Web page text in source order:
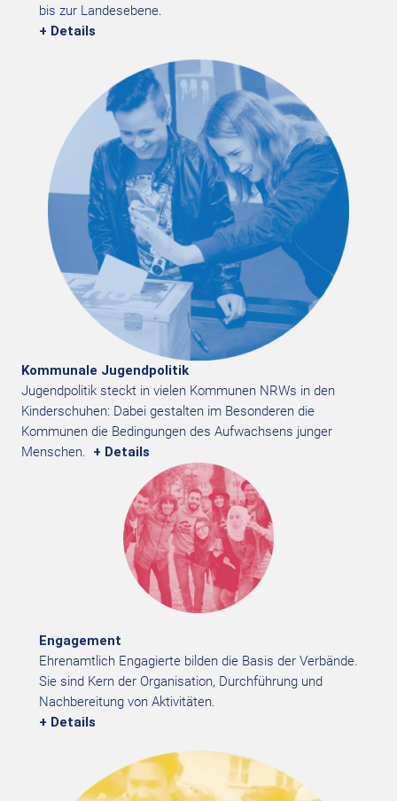
bis zur Landesebene.
+ Details
Kommunale Jugendpolitik
Jugendpolitik steckt in vielen Kommunen NRWs in den
Kinderschuhen: Dabei gestalten im Besonderen die
Kommunen die Bedingungen des Aufwachsens junger
Menschen. + Details
Engagement
Ehrenamtlich Engagierte bilden die Basis der Verbände.
Sie sind Kern der Organisation, Durchführung und
Nachbereitung von Aktivitäten.
+ Details